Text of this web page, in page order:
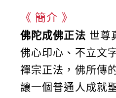
命
禪
數
量
《 簡介 》
佛陀成佛正法 世尊
佛心印心、不立文
禪宗正法，佛所傳
讓一個普通人成就